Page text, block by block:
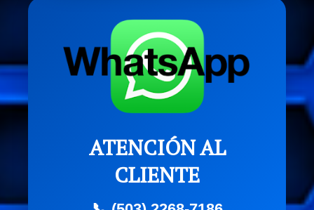
ATENCIÓN AL
CLIENTE